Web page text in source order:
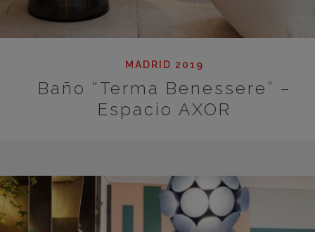
MADRID 2019
Baño “Terma Benessere” –
Espacio AXOR